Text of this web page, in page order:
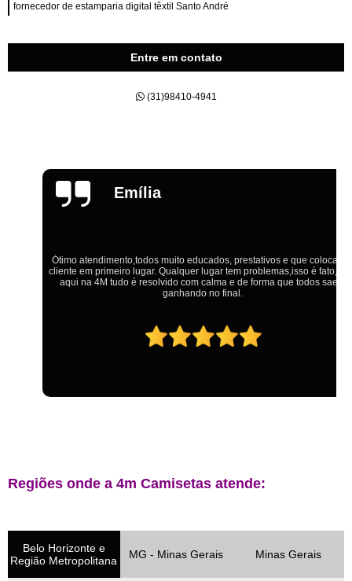
fornecedor de estamparia digital têxtil Santo André
Entre em contato
(31)98410-4941
Emília
Ótimo atendimento,todos muito educados, prestativos e que colocam o
cliente em primeiro lugar. Qualquer lugar tem problemas,isso é fato, mas
aqui na 4M tudo é resolvido com calma e de forma que todos saem
ganhando no final.
Regiões onde a 4m Camisetas atende:
Belo Horizonte e
Região Metropolitana
MG - Minas Gerais Minas Gerais